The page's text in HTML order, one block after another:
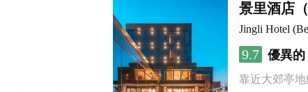
景里酒店
Jingli Hotel
9.7 優異的
靠近大郊亭